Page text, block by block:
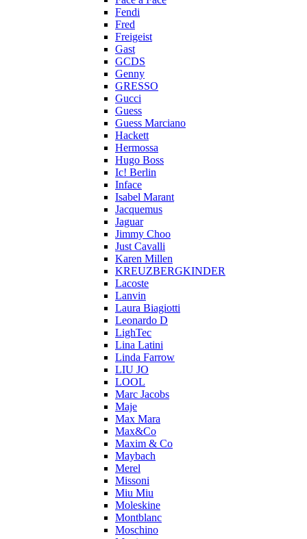
Fendi
Fred
Freigeist
Gast
GCDS
Genny
GRESSO
Gucci
Guess
Guess Marciano
Hackett
Hermossa
Hugo Boss
Ic! Berlin
Inface
Isabel Marant
Jacquemus
Jaguar
Jimmy Choo
Just Cavalli
Karen Millen
KREUZBERGKINDER
Lacoste
Lanvin
Laura Biagiotti
Leonardo D
LighTec
Lina Latini
Linda Farrow
LIU JO
LOOL
Marc Jacobs
Maje
Max Mara
Max&Co
Maxim & Co
Maybach
Merel
Missoni
Miu Miu
Moleskine
Montblanc
Moschino